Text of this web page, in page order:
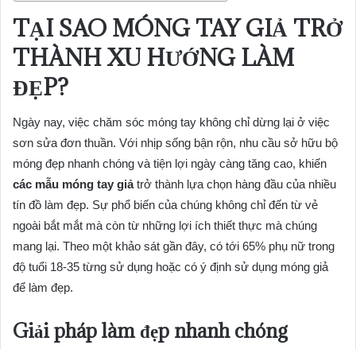
TẠI SAO MÓNG TAY GIẢ TRỞ
THÀNH XU HƯỚNG LÀM
ĐẸP?
Ngày nay, việc chăm sóc móng tay không chỉ dừng lại ở việc
sơn sửa đơn thuần. Với nhịp sống bận rộn, nhu cầu sở hữu bộ
móng đẹp nhanh chóng và tiện lợi ngày càng tăng cao, khiến
các mẫu móng tay giảtrở thành lựa chọn hàng đầu của nhiều
tín đồ làm đẹp. Sự phổ biến của chúng không chỉ đến từ vẻ
ngoài bắt mắt mà còn từ những lợi ích thiết thực mà chúng
mang lại. Theo một khảo sát gần đây, có tới 65% phụ nữ trong
độ tuổi 18-35 từng sử dụng hoặc có ý định sử dụng móng giả
để làm đẹp.
Giải pháp làm đẹp nhanh chóng